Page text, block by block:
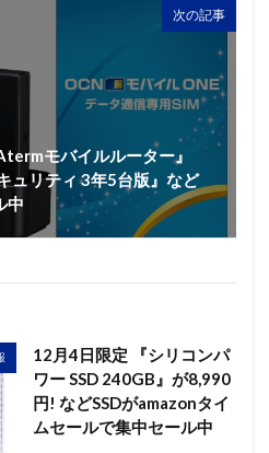
次の記事
モバイルルーター』
ュリティ 3年5台版』など
中
12月4日限定 『シリコンパ
ワー SSD 240GB』が8,990
円! などSSDがamazonタイ
ムセールで集中セール中